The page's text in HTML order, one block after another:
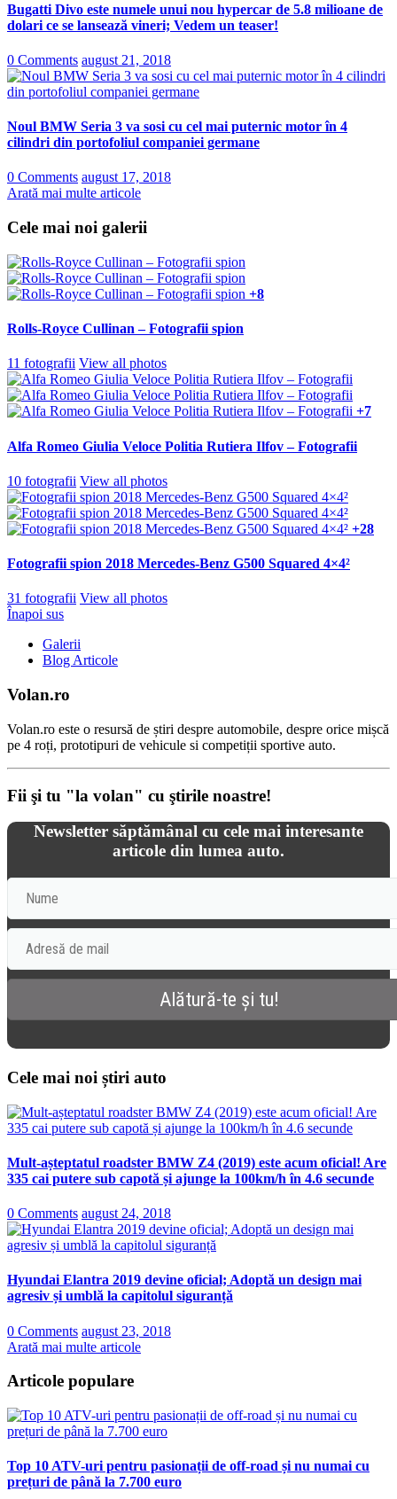
Bugatti Divo este numele unui nou hypercar de 5.8 milioane de
dolari ce se lansează vineri; Vedem un teaser!
0 Comments august 21, 2018
Noul BMW Seria 3 va sosi cu cel mai puternic motor în 4
cilindri din portofoliul companiei germane
0 Comments august 17, 2018
Arată mai multe articole
Cele mai noi galerii
+8
Rolls-Royce Cullinan – Fotografii spion
11 fotografii View all photos
+7
Alfa Romeo Giulia Veloce Politia Rutiera Ilfov – Fotografii
10 fotografii View all photos
+28
Fotografii spion 2018 Mercedes-Benz G500 Squared 4×4²
31 fotografii View all photos
Înapoi sus
Galerii
Blog Articole
Volan.ro
Volan.ro este o resursă de știri despre automobile, despre orice mișcă
pe 4 roți, prototipuri de vehicule si competiții sportive auto.
Fii şi tu "la volan" cu ştirile noastre!
Newsletter săptămânal cu cele mai interesante
articole din lumea auto.
Cele mai noi știri auto
Mult-așteptatul roadster BMW Z4 (2019) este acum oficial! Are
335 cai putere sub capotă și ajunge la 100km/h în 4.6 secunde
0 Comments august 24, 2018
Hyundai Elantra 2019 devine oficial; Adoptă un design mai
agresiv și umblă la capitolul siguranță
0 Comments august 23, 2018
Arată mai multe articole
Articole populare
Top 10 ATV-uri pentru pasionații de off-road și nu numai cu
prețuri de până la 7.700 euro